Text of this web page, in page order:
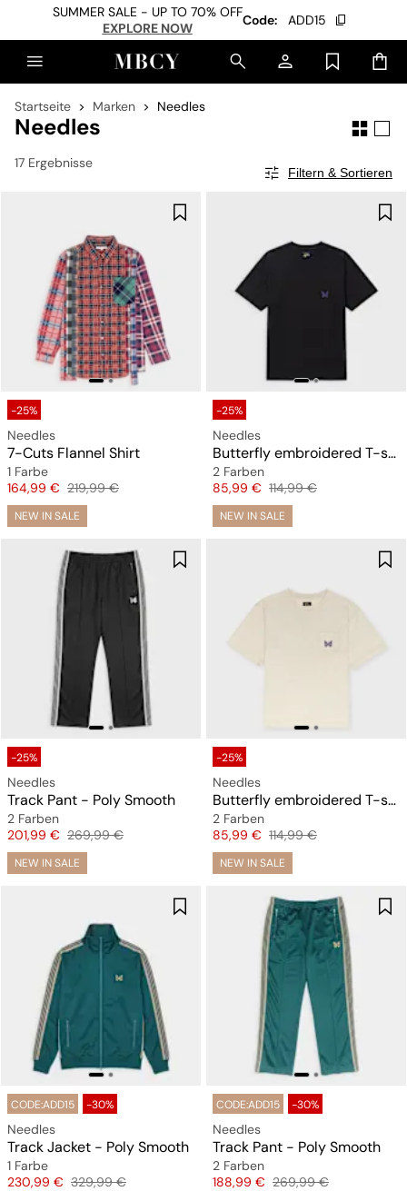
SUMMER SALE - UP TO 70% OFF
EXPLORE NOW
Code: ADD15
Startseite Marken Needles
Needles
17 Ergebnisse
Filtern & Sortieren
-25%
Needles
7-Cuts Flannel Shirt
1 Farbe
Preis
164,99 € Originalpreis
219,99 €
NEW IN SALE
-25%
Needles
Butterfly embroidered T-shirt
2 Farben
Preis
85,99 € Originalpreis
114,99 €
NEW IN SALE
-25%
Needles
Track Pant - Poly Smooth
2 Farben
Preis
201,99 € Originalpreis
269,99 €
NEW IN SALE
-25%
Needles
Butterfly embroidered T-shirt
2 Farben
Preis
85,99 € Originalpreis
114,99 €
NEW IN SALE
CODE:ADD15 -30%
Needles
Track Jacket - Poly Smooth
1 Farbe
Preis
230,99 € Originalpreis
329,99 €
CODE:ADD15 -30%
Needles
Track Pant - Poly Smooth
2 Farben
Preis
188,99 € Originalpreis
269,99 €